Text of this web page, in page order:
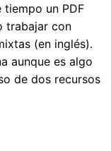
tiempo un PDF
trabajar con
(en inglés).
aunque es algo
de dos recursos